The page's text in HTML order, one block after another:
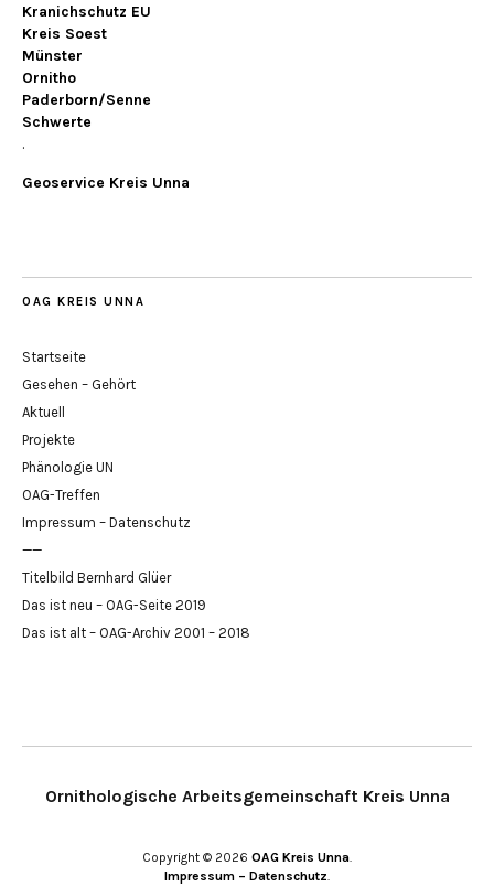
Kranichschutz EU
Kreis Soest
Münster
Ornitho
Paderborn/Senne
Schwerte
.
Geoservice Kreis Unna
OAG KREIS UNNA
Startseite
Gesehen – Gehört
Aktuell
Projekte
Phänologie UN
OAG-Treffen
Impressum – Datenschutz
——
Titelbild Bernhard Glüer
Das ist neu – OAG-Seite 2019
Das ist alt – OAG-Archiv 2001 – 2018
Ornithologische Arbeitsgemeinschaft Kreis Unna
Copyright © 2026 OAG Kreis Unna
Impressum – Datenschutz